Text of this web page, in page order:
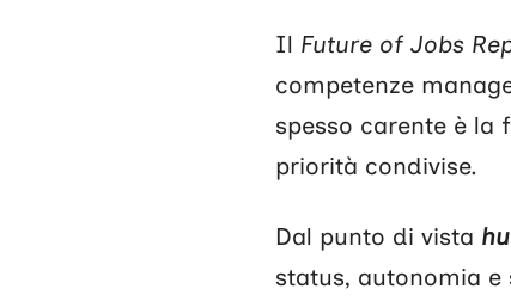
Il Future of Jobs
competenze
spesso carente è la
priorità condivise.
Dal punto di vista
status, autonomia